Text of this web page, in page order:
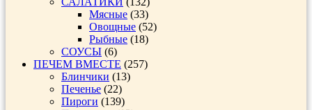
Мясные (33)
Овощные (52)
Рыбные (18)
СОУСЫ (6)
ПЕЧЕМ ВМЕСТЕ (257)
Блинчики (13)
Печенье (22)
Пироги (139)